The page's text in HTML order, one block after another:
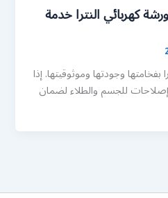
كراج النترا 99007366 ورشة كهربائي النترا خدمة
بفخامتها وجودتها وموثوقيتها. إذا
للجسم والطلاء لضمان